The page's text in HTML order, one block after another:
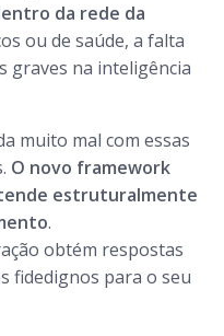
da rede da
ou de saúde, a falta
graves na inteligência
muito mal com essas
O novo framework
estruturalmente
.
obtém respostas
fidedignos para o seu